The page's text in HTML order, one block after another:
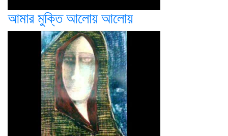
আমার মুক্তি আলোয় আলোয়